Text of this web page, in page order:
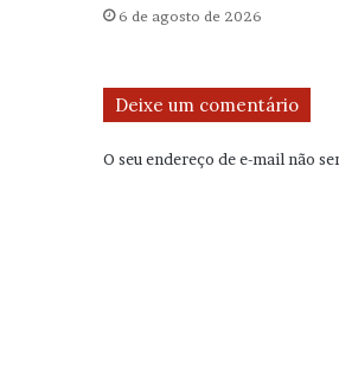
6 de agosto de 2026
Deixe um comentário
O seu endereço de e-mail não